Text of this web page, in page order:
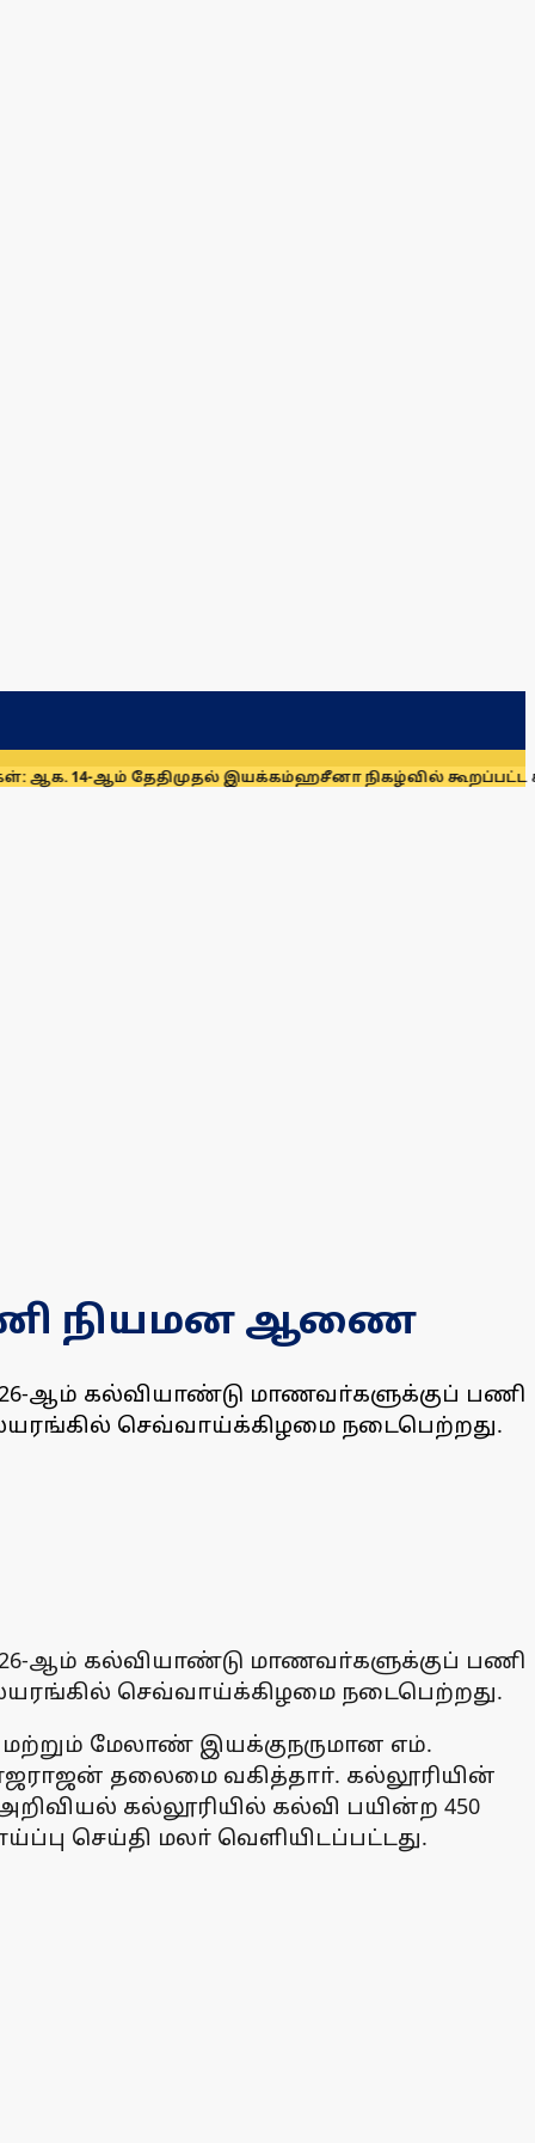
தேதிமுதல் இயக்கம்ஹசீனா நிகழ்வில் கூறப்பட்ட
நியமன ஆணை
ஆம் கல்வியாண்டு மாணவா்களுக்குப் பணி
செவ்வாய்க்கிழமை நடைபெற்றது.
ஆம் கல்வியாண்டு மாணவா்களுக்குப் பணி
செவ்வாய்க்கிழமை நடைபெற்றது.
மேலாண் இயக்குநருமான எம்.
தலைமை வகித்தாா். கல்லூரியின்
கல்லூரியில் கல்வி பயின்ற 450
செய்தி மலா் வெளியிடப்பட்டது.